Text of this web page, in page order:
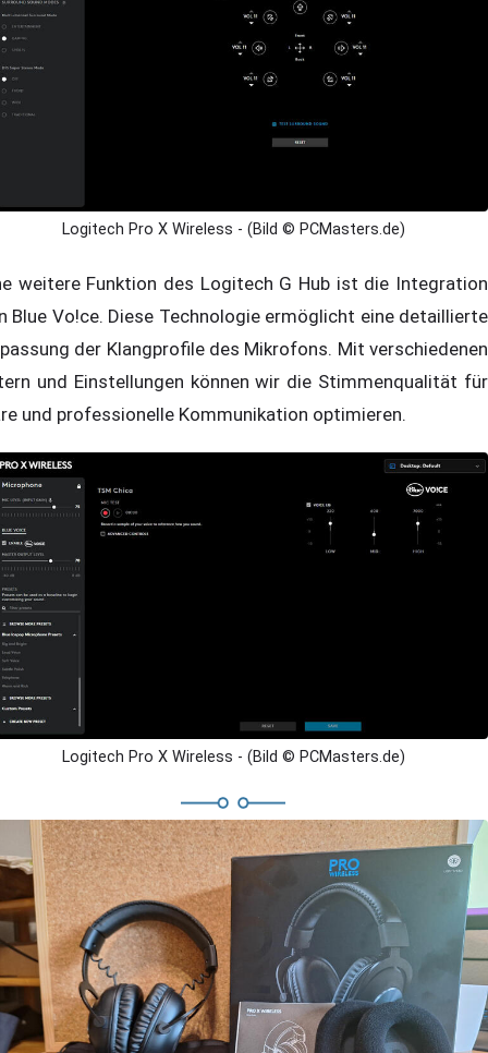
Logitech Pro X Wireless - (Bild © PCMasters.de)
weitere Funktion des Logitech G Hub ist die Integration
Blue Vo!ce. Diese Technologie ermöglicht eine detaillierte
der Klangprofile des Mikrofons. Mit verschiedenen
und Einstellungen können wir die Stimmenqualität für
und professionelle Kommunikation optimieren.
Logitech Pro X Wireless - (Bild © PCMasters.de)